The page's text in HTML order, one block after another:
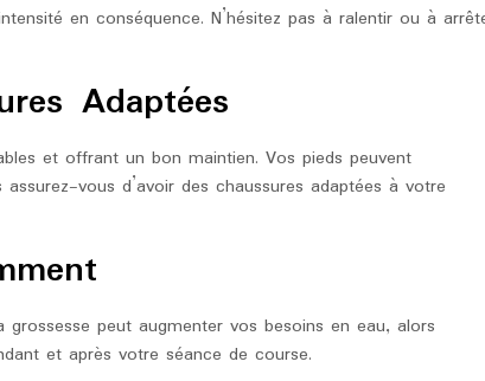
en conséquence. N’hésitez pas à ralentir ou à
Adaptées
et offrant un bon maintien. Vos pieds peuvent
vous d’avoir des chaussures adaptées à votre
peut augmenter vos besoins en eau, alors
et après votre séance de course.